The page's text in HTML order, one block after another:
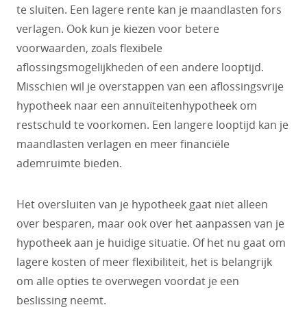
te sluiten. Een lagere rente kan je maandlasten fors
verlagen. Ook kun je kiezen voor betere
voorwaarden, zoals flexibele
aflossingsmogelijkheden of een andere looptijd.
Misschien wil je overstappen van een aflossingsvrije
hypotheek naar een annuïteitenhypotheek om
restschuld te voorkomen. Een langere looptijd kan je
maandlasten verlagen en meer financiële
ademruimte bieden.
Het oversluiten van je hypotheek gaat niet alleen
over besparen, maar ook over het aanpassen van je
hypotheek aan je huidige situatie. Of het nu gaat om
lagere kosten of meer flexibiliteit, het is belangrijk
om alle opties te overwegen voordat je een
beslissing neemt.